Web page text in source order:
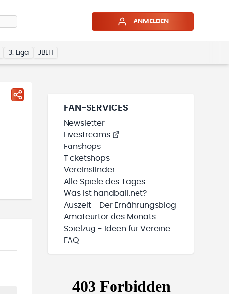
ANMELDEN
3. Liga JBLH
FAN-SERVICES
Newsletter
Livestreams
Fanshops
Ticketshops
Vereinsfinder
Alle Spiele des Tages
Was ist handball.net?
Auszeit - Der Ernährungsblog
Amateurtor des Monats
Spielzug - Ideen für Vereine
FAQ